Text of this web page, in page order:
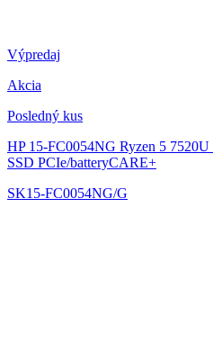
Výpredaj
Akcia
Posledný kus
HP 15-FC0054NG Ryzen 5
SSD PCIe/batteryCARE+
SK15-FC0054NG/G